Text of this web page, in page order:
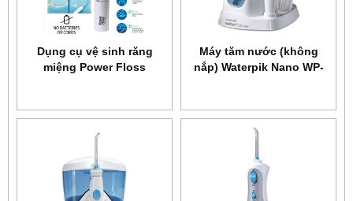
Dụng cụ vệ sinh răng
miệng Power Floss
Máy tăm nước (không
nắp) Waterpik Nano WP-